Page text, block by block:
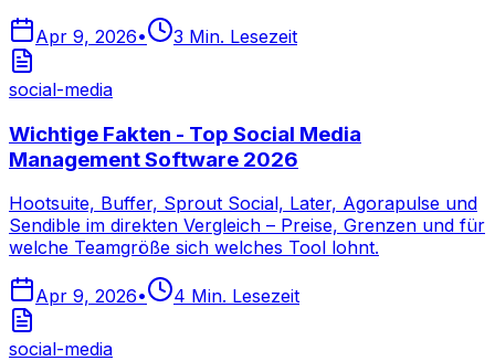
Apr 9, 2026• 3 Min. Lesezeit
social-media
Wichtige Fakten - Top Social Media
Management Software 2026
Hootsuite, Buffer, Sprout Social, Later, Agorapulse und
Sendible im direkten Vergleich – Preise, Grenzen und für
welche Teamgröße sich welches Tool lohnt.
Apr 9, 2026• 4 Min. Lesezeit
social-media